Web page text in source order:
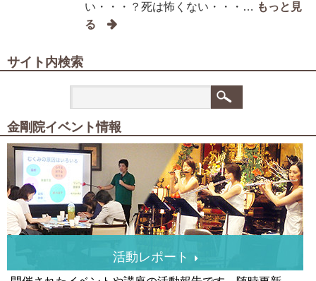
い・・・？死は怖くない・・・…
サイト内検索
金剛院イベント情報
活動レポート